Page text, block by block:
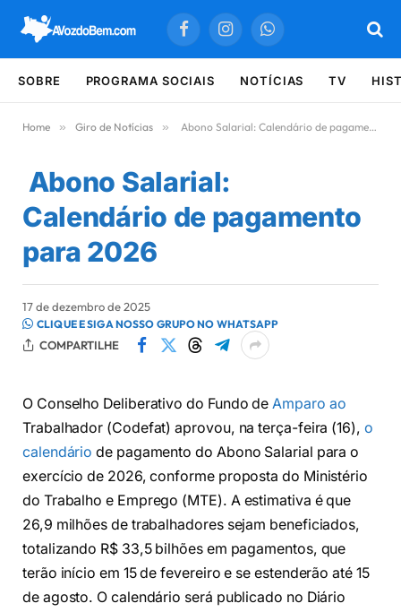
FacebookInstagramWhatsApp
SOBRE PROGRAMA SOCIAIS NOTÍCIAS TV
Home » Giro de Notícias » Abono Salarial: Calendário de pagamento para 2026
Abono Salarial:
Calendário de pagamento
para 2026
17 de dezembro de 2025
CLIQUE E SIGA NOSSO GRUPO NO WHATSAPP
COMPARTILHE
O Conselho Deliberativo do Fundo de Amparo ao
Trabalhador (Codefat) aprovou, na terça-feira (16), o
calendáriode pagamento do Abono Salarial para o
exercício de 2026, conforme proposta do Ministério
do Trabalho e Emprego (MTE). A estimativa é que
26,9 milhões de trabalhadores sejam beneficiados,
totalizando R$ 33,5 bilhões em pagamentos, que
terão início em 15 de fevereiro e se estenderão até 15
de agosto. O calendário será publicado no Diário